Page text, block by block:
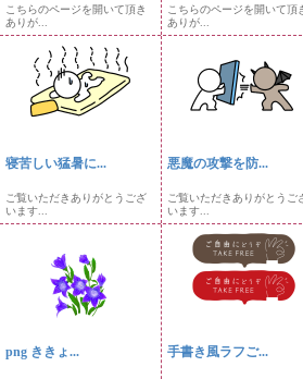
こちらのページを開いて頂き
ありが...
こちらのページを開いて頂
ありが...
寝苦しい猛暑に...
ご覧いただきありがとうござ
います...
悪魔の攻撃を防...
ご覧いただきありがとうご
います...
png ききょ... 手書き風ラフご...